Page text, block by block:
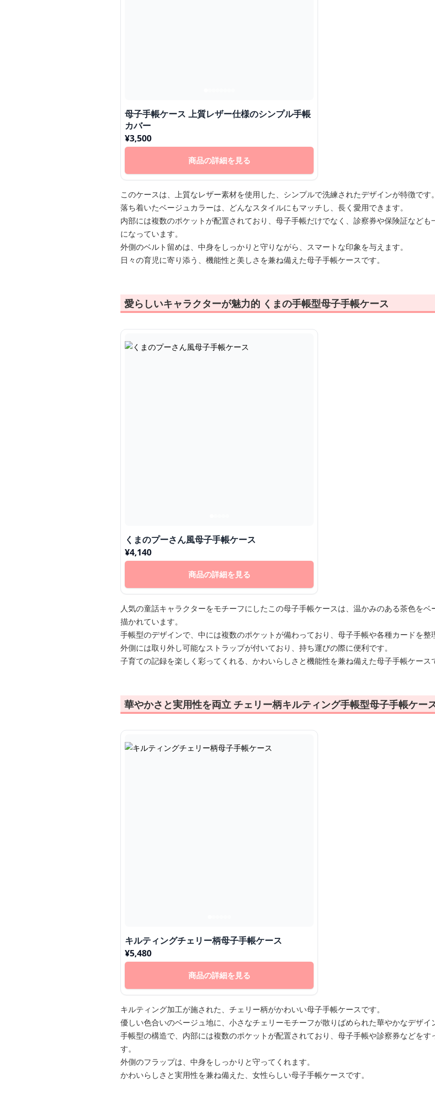
母子手帳ケース 上質レザー仕様のシンプル手帳
カバー
¥3,500
商品の詳細を見る
このケースは、上質なレザー素材を使用した、シンプルで洗練されたデザインが特徴です
落ち着いたベージュカラーは、どんなスタイルにもマッチし、長く愛用できます。
内部には複数のポケットが配置されており、母子手帳だけでなく、診察券や保険証など
になっています。
外側のベルト留めは、中身をしっかりと守りながら、スマートな印象を与えます。
日々の育児に寄り添う、機能性と美しさを兼ね備えた母子手帳ケースです。
愛らしいキャラクターが魅力的 くまの手帳型母子手帳ケース
くまのプーさん風母子手帳ケース
¥4,140
商品の詳細を見る
人気の童話キャラクターをモチーフにしたこの母子手帳ケースは、温かみのある茶色を
描かれています。
手帳型のデザインで、中には複数のポケットが備わっており、母子手帳や各種カードを整
外側には取り外し可能なストラップが付いており、持ち運びの際に便利です。
子育ての記録を楽しく彩ってくれる、かわいらしさと機能性を兼ね備えた母子手帳ケース
華やかさと実用性を両立 チェリー柄キルティング手帳型母子手帳ケー
キルティングチェリー柄母子手帳ケース
¥5,480
商品の詳細を見る
キルティング加工が施された、チェリー柄がかわいい母子手帳ケースです。
優しい色合いのベージュ地に、小さなチェリーモチーフが散りばめられた華やかなデザイ
手帳型の構造で、内部には複数のポケットが配置されており、母子手帳や診察券などを
す。
外側のフラップは、中身をしっかりと守ってくれます。
かわいらしさと実用性を兼ね備えた、女性らしい母子手帳ケースです。